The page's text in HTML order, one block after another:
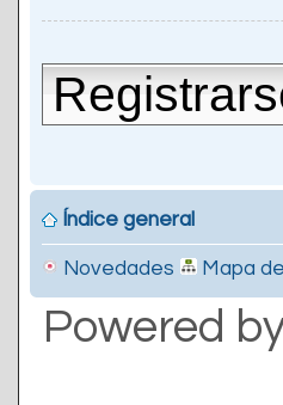
Índice general
Novedades Mapa
Powered